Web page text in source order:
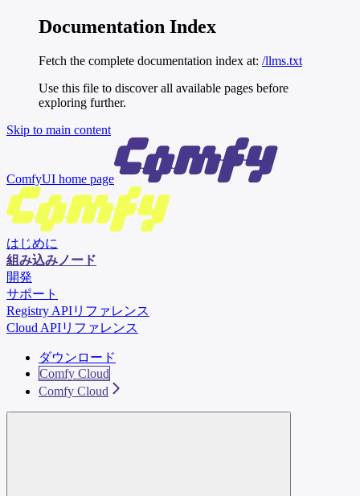
Documentation Index
Fetch the complete documentation index at: /llms.txt
Use this file to discover all available pages before
exploring further.
Skip to main content
ComfyUI home page
はじめに
組み込みノード
開発
サポート
Registry APIリファレンス
Cloud APIリファレンス
ダウンロード
Comfy Cloud
Comfy Cloud